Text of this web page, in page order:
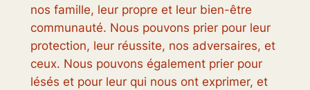
nos famille, leur propre et leur bien-être
communauté. Nous pouvons prier pour leur
protection, leur réussite, nos adversaires, et
ceux. Nous pouvons également prier pour
lésés et pour leur qui nous ont exprimer, et